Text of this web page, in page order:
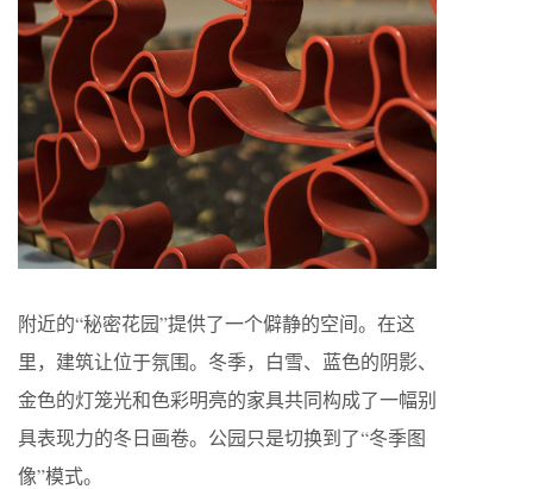
附近的“秘密花园”提供了一个僻静的空间。在这
里，建筑让位于氛围。冬季，白雪、蓝色的阴影、
金色的灯笼光和色彩明亮的家具共同构成了一幅别
具表现力的冬日画卷。公园只是切换到了“冬季图
像”模式。